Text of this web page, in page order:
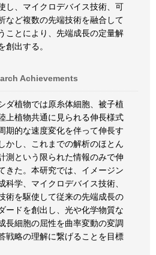
し、マイクロデバイス技術、可
など複数の先端技術を融合して
ことにより、先端成長の定量解
創出する。
Achievements
ダ植物では原糸体細胞、被子植
上植物共通に見られる伸長様式
期的な速度変化を伴って伸長す
かし、これまでの解析のほとん
測という限られた情報のみで伸
きた。本研究では、イメージン
科学、マイクロデバイス技術、
術を駆使して従来の先端成長の
ードを創出し、光や化学物質な
長細胞の屈性を曲率変動の変調
戦略の理解に繋げることを目標